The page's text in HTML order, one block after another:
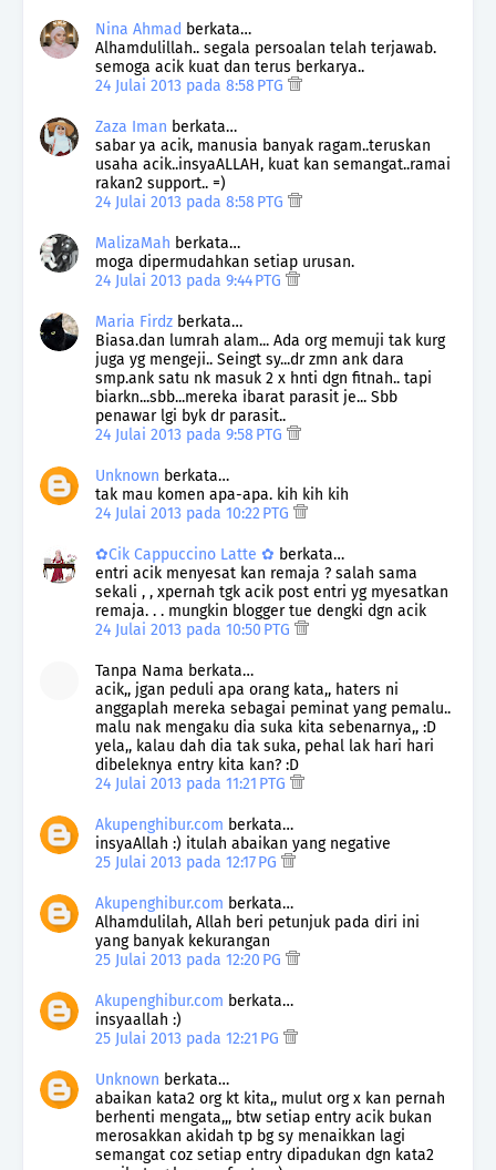
Nina Ahmad berkata…
Alhamdulillah.. segala persoalan telah terjawab.
semoga acik kuat dan terus berkarya..
24 Julai 2013 pada 8:58 PTG
Zaza Iman berkata…
sabar ya acik, manusia banyak ragam..teruskan
usaha acik..insyaALLAH, kuat kan semangat..ramai
rakan2 support.. =)
24 Julai 2013 pada 8:58 PTG
MalizaMah berkata…
moga dipermudahkan setiap urusan.
24 Julai 2013 pada 9:44 PTG
Maria Firdz berkata…
Biasa.dan lumrah alam... Ada org memuji tak kurg
juga yg mengeji.. Seingt sy...dr zmn ank dara
smp.ank satu nk masuk 2 x hnti dgn fitnah.. tapi
biarkn...sbb...mereka ibarat parasit je... Sbb
penawar lgi byk dr parasit..
24 Julai 2013 pada 9:58 PTG
Unknown berkata…
tak mau komen apa-apa. kih kih kih
24 Julai 2013 pada 10:22 PTG
✿Cik Cappuccino Latte ✿ berkata…
entri acik menyesat kan remaja ? salah sama
sekali , , xpernah tgk acik post entri yg myesatkan
remaja. . . mungkin blogger tue dengki dgn acik
24 Julai 2013 pada 10:50 PTG
Tanpa Nama berkata…
acik,, jgan peduli apa orang kata,, haters ni
anggaplah mereka sebagai peminat yang pemalu..
malu nak mengaku dia suka kita sebenarnya,, :D
yela,, kalau dah dia tak suka, pehal lak hari hari
dibeleknya entry kita kan? :D
24 Julai 2013 pada 11:21 PTG
Akupenghibur.com berkata…
insyaAllah :) itulah abaikan yang negative
25 Julai 2013 pada 12:17 PG
Akupenghibur.com berkata…
Alhamdulilah, Allah beri petunjuk pada diri ini
yang banyak kekurangan
25 Julai 2013 pada 12:20 PG
Akupenghibur.com berkata…
insyaallah :)
25 Julai 2013 pada 12:21 PG
Unknown berkata…
abaikan kata2 org kt kita,, mulut org x kan pernah
berhenti mengata,,, btw setiap entry acik bukan
merosakkan akidah tp bg sy menaikkan lagi
semangat coz setiap entry dipadukan dgn kata2